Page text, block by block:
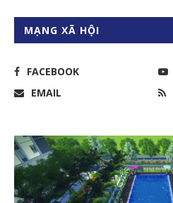
MẠNG XÃ HỘI
FACEBOOK
EMAIL